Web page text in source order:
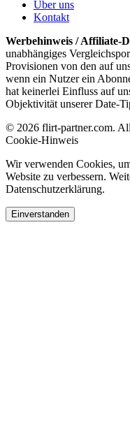
Über uns
Kontakt
Werbehinweis / Affiliate-
unabhängiges
Provisionen von den auf
wenn ein Nutzer ein
hat keinerlei Einfluss auf
Objektivität unserer Date-
© 2026 flirt-partner.com.
Cookie-Hinweis
Wir verwenden Cookies,
Website zu verbessern.
Datenschutzerklärung.
Einverstanden